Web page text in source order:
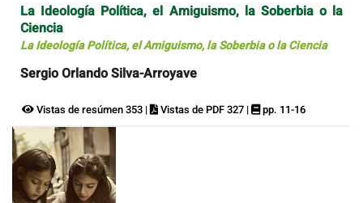
La Ideología Política, el Amiguismo, la Soberbia o la
Ciencia
La Ideología Política, el Amiguismo, la Soberbia o la Ciencia
Sergio Orlando Silva-Arroyave
Vistas de resúmen 353 | Vistas de PDF 327 | pp. 11-16